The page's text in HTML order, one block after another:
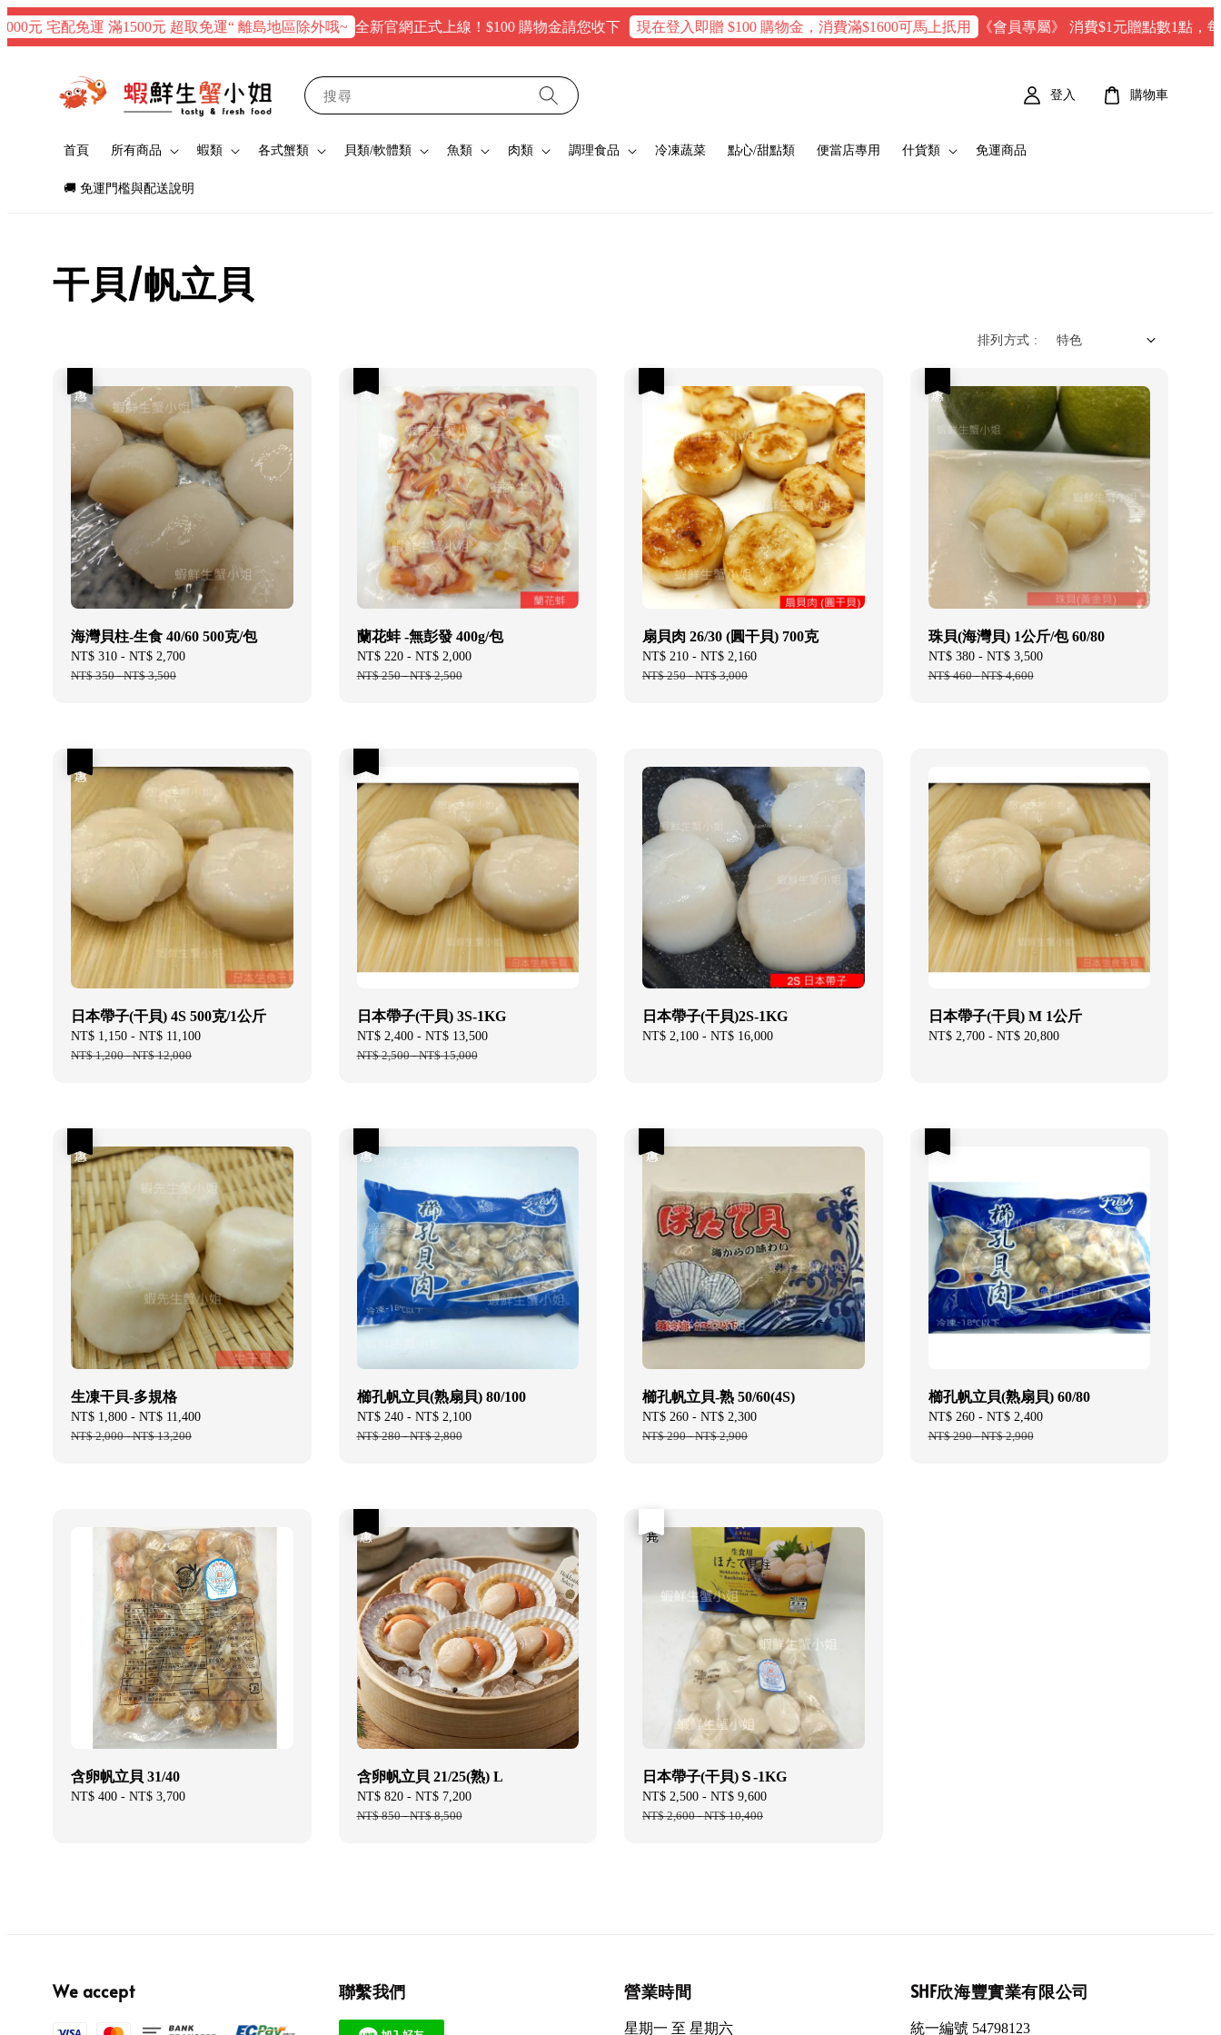
宅配免運 滿1500元 超取免運“ 離島地區除外哦~ 全新官網正式上線！$100 購物金請您收下 現在登入即贈 $100 購物金，消費滿$1600可馬上扺用 《會員專屬》 消費$1元贈點數1點，每100
搜尋
首頁 所有商品 蝦類 各式蟹類 貝類/軟體類 魚類 肉類 調理食品 冷凍蔬菜 點心/甜點類 便當店專用 什貨類 免運商品
🚚 免運門檻與配送說明
登入 購物車
干貝/帆立貝
排列方式 :
海灣貝柱-生食 40/60 500克/包
Sale
price
NT$ 310 - NT$ 2,700
NT$ 350-NT$ 3,500
蘭花蚌 -無彭發 400g/包
Sale
price
NT$ 220- NT$ 2,000
NT$ 250-NT$ 2,500
扇貝肉 26/30 (圓干貝) 700克
Sale
price
NT$ 210 - NT$ 2,160
NT$ 250-NT$ 3,000
珠貝(海灣貝) 1公斤/包 60/80
Sale
price
NT$ 380- NT$ 3,500
NT$ 460-NT$ 4,600
日本帶子(干貝) 4S 500克/1公斤
Sale
price
NT$ 1,150 - NT$ 11,100
NT$ 1,200-NT$ 12,000
日本帶子(干貝) 3S-1KG
Sale
price
NT$ 2,400- NT$ 13,500
NT$ 2,500-NT$ 15,000
日本帶子(干貝)2S-1KG
Regular
NT$ 2,100 - NT$ 16,000
日本帶子(干貝) M 1公斤
Regular
NT$ 2,700- NT$ 20,800
生凍干貝-多規格
Sale
price
NT$ 1,800 - NT$ 11,400
NT$ 2,000-NT$ 13,200
櫛孔帆立貝(熟扇貝) 80/100
Sale
price
NT$ 240- NT$ 2,100
NT$ 280-NT$ 2,800
櫛孔帆立貝-熟 50/60(4S)
Sale
price
NT$ 260 - NT$ 2,300
NT$ 290-NT$ 2,900
櫛孔帆立貝(熟扇貝) 60/80
Sale
price
NT$ 260- NT$ 2,400
NT$ 290-NT$ 2,900
含卵帆立貝 31/40
Regular
NT$ 400 - NT$ 3,700
含卵帆立貝 21/25(熟) L
Sale
price
NT$ 820- NT$ 7,200
NT$ 850-NT$ 8,500
日本帶子(干貝)Ｓ-1KG
Sale
price
NT$ 2,500 - NT$ 9,600
NT$ 2,600-NT$ 10,400
We accept 聯繫我們 營業時間
星期一 至 星期六
SHF欣海豐實業有限公司
統一編號 54798123